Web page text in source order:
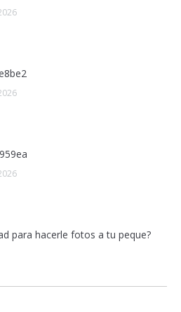
para hacerle fotos a tu peque?